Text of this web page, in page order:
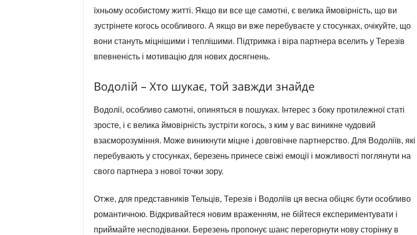
їхньому особистому житті. Якщо ви все ще самотні, є велика ймовірність, що ви
зустрінете когось особливого. А якщо ви вже перебуваєте у стосунках, очікуйте, що
вони стануть міцнішими і теплішими. Підтримка і віра партнера вселить у Терезів
впевненість і мотивацію для нових досягнень.
Водолій – Хто шукає, той завжди знайде
Водолії, особливо самотні, опиняться в пошуках. Інтерес з боку протилежної статі
зросте, і є велика ймовірність зустріти когось, з ким у вас виникне чудовий
взаєморозуміння. Може виникнути міцне і довговічне партнерство. Для Водоліїв, які
перебувають у стосунках, березень принесе свіжі емоції і можливості поглянути на
свого партнера з нової точки зору.
Отже, для представників Тельців, Терезів і Водоліїв ця весна обіцяє бути особливо
романтичною. Відкривайтеся новим враженням, не бійтеся експериментувати і
приймайте несподіванки. Березень пропонує шанс перегорнути нову сторінку в